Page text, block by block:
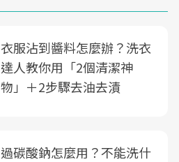
衣服沾到醬料怎麼辦？洗衣
達人教你用「2個清潔神
物」＋2步驟去油去漬
過碳酸鈉怎麼用？不能洗什